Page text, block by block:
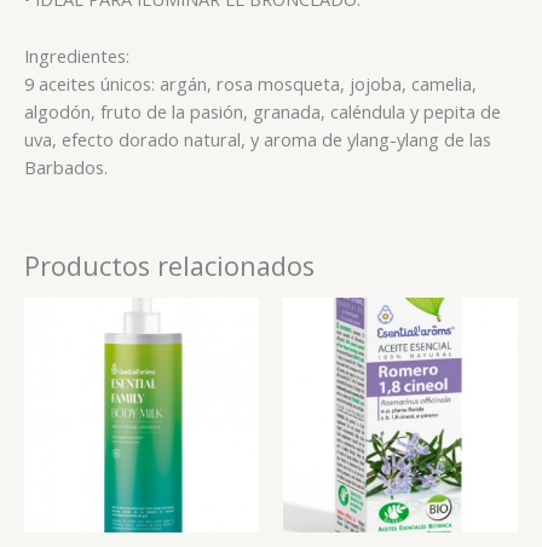
Ingredientes:
9 aceites únicos: argán, rosa mosqueta, jojoba, camelia,
algodón, fruto de la pasión, granada, caléndula y pepita de
uva, efecto dorado natural, y aroma de ylang-ylang de las
Barbados.
Productos relacionados